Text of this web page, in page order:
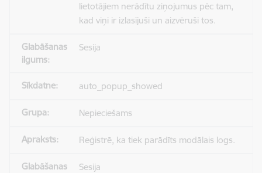
lietotājiem nerādītu ziņojumus pēc tam,
kad viņi ir izlasījuši un aizvēruši tos.
Sesija
auto_popup_showed
Nepieciešams
Reģistrē, ka tiek parādīts modālais logs.
Sesija